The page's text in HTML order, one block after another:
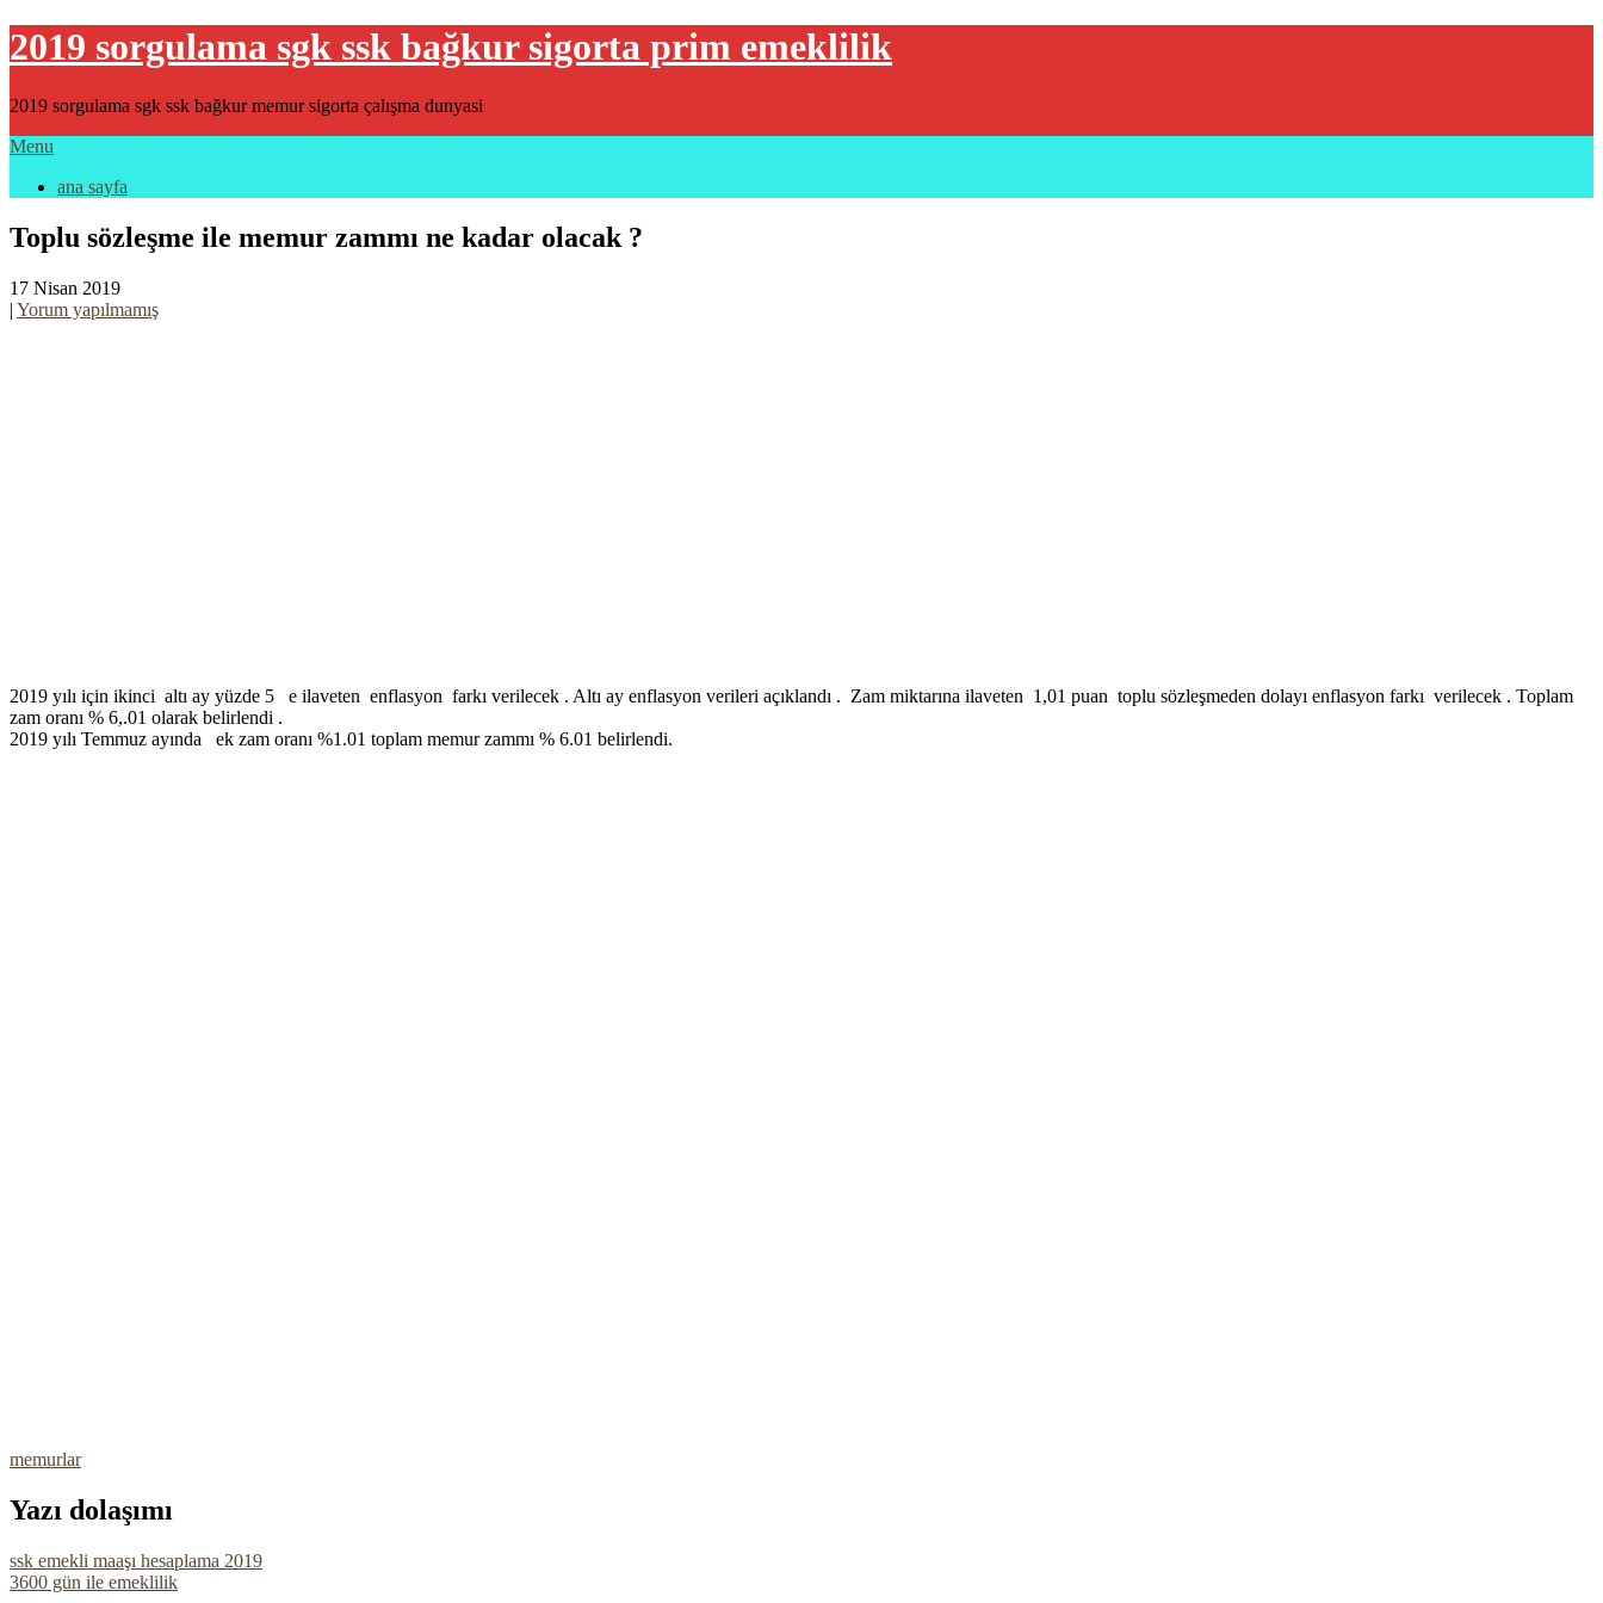
2019 sorgulama sgk ssk bağkur sigorta prim emeklilik
2019 sorgulama sgk ssk bağkur memur sigorta çalışma dunyasi
Menu
ana sayfa
Toplu sözleşme ile memur zammı ne kadar olacak ?
17 Nisan 2019
| Yorum yapılmamış
2019 yılı için ikinci altı ay yüzde 5 e ilaveten enflasyon farkı verilecek . Altı ay enflasyon verileri açıklandı . Zam miktarına ilaveten 1,01 puan toplu sözleşmeden dolayı enflasyon farkı verilecek . Toplam
zam oranı % 6,.01 olarak belirlendi .
2019 yılı Temmuz ayında ek zam oranı %1.01 toplam memur zammı % 6.01 belirlendi.
memurlar
Yazı dolaşımı
ssk emekli maaşı hesaplama 2019
3600 gün ile emeklilik